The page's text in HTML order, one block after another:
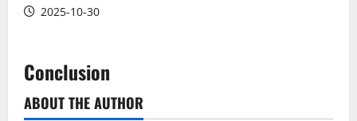
2025-10-30
Conclusion
ABOUT THE AUTHOR